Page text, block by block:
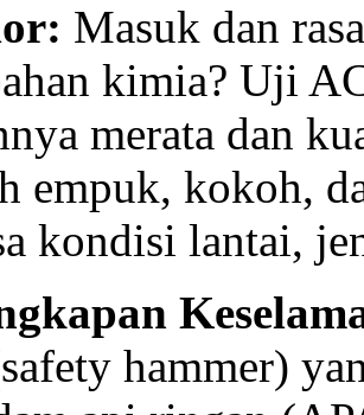
Masuk dan
kimia? Uji
merata dan
empuk, kokoh,
kondisi lantai,
hammer)